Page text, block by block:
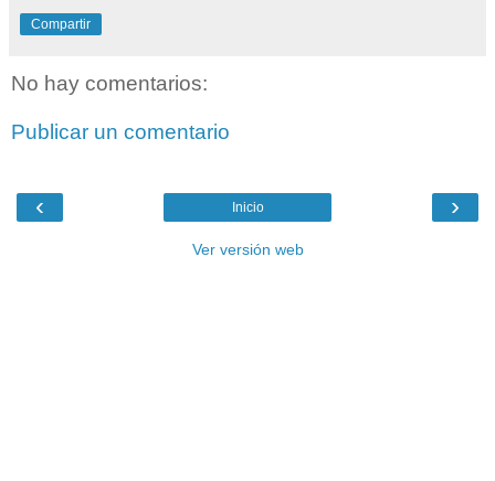
Compartir
No hay comentarios:
Publicar un comentario
‹ ›
Inicio
Ver versión web